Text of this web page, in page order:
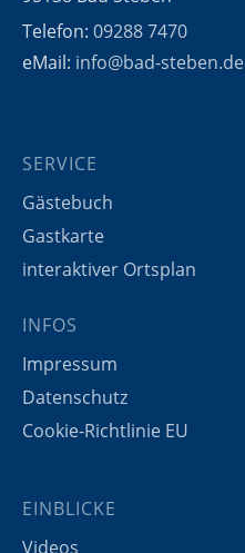
Telefon: 09288 7470
eMail: info@bad-steben.de
SERVICE
Gästebuch
Gastkarte
interaktiver Ortsplan
INFOS
Impressum
Datenschutz
Cookie-Richtlinie EU
EINBLICKE
Videos